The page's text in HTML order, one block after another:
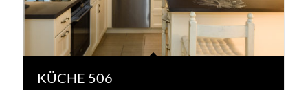
KÜCHE 506